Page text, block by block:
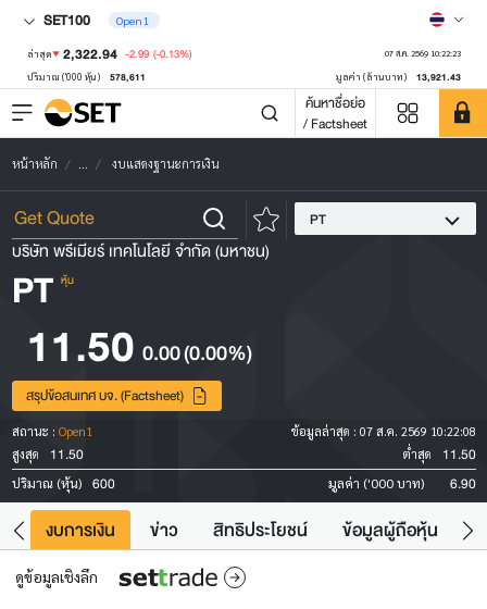
SET100 Open1
ล่าสุด 2,322.94 -2.99 (-0.13%) 07 ส.ค. 2569 10:22:23
ปริมาณ ('000 หุ้น) 578,611 มูลค่า (ล้านบาท) 13,921.43
ค้นหาชื่อย่อ
/ Factsheet
หน้าหลัก ... งบแสดงฐานะการเงิน
PT
บริษัท พรีเมียร์ เทคโนโลยี จำกัด (มหาชน)
PT หุ้น
11.50 0.00(0.00%)
สรุปข้อสนเทศ บจ. (Factsheet)
สถานะ : Open1 ข้อมูลล่าสุด : 07 ส.ค. 2569 10:22:08
สูงสุด
11.50 ต่ำสุด 11.50
ปริมาณ (หุ้น) 600 มูลค่า ('000 บาท) 6.90
งบการเงิน ข่าว สิทธิประโยชน์ ข้อมูลผู้ถือหุ้น
ดูข้อมูลเชิงลึก